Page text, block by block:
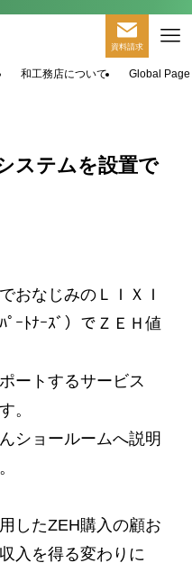
資料請求
和工務店について Global
ステムを設置で
おなじみのＬＩＸＩ
ﾟｰﾄﾅｰｽﾞ）でＺＥＨ値
ートするサービス
。
ショールームへ説明
したZEH購入の顧お
入を得る変わりに